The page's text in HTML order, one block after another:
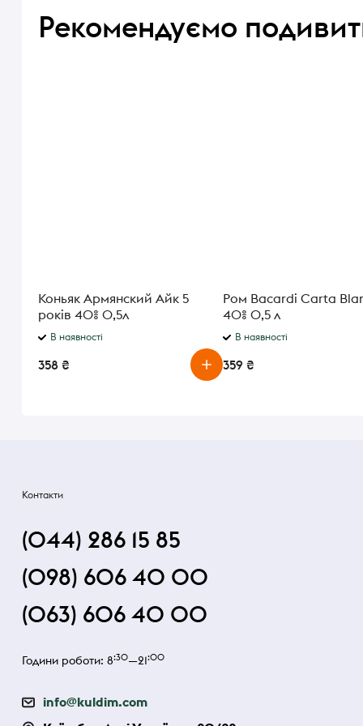
Рекомендуємо
Коньяк Армянский Айк 5
років 40% 0,5л
В наявності
358 ₴
Ром Bacardi Carta
40% 0,5 л
В наявності
359 ₴
Контакти
(044) 286 15 85
(098) 606 40 00
(063) 606 40 00
Години роботи: 8:30—21:00
info@kuldim.com